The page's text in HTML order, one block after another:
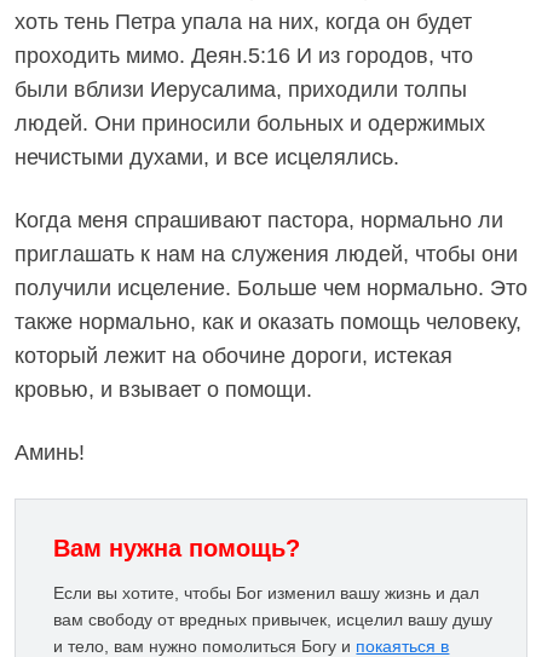
хоть тень Петра упала на них, когда он будет
проходить мимо. Деян.5:16 И из городов, что
были вблизи Иерусалима, приходили толпы
людей. Они приносили больных и одержимых
нечистыми духами, и все исцелялись.
Когда меня спрашивают пастора, нормально ли
приглашать к нам на служения людей, чтобы они
получили исцеление. Больше чем нормально. Это
также нормально, как и оказать помощь человеку,
который лежит на обочине дороги, истекая
кровью, и взывает о помощи.
Аминь!
Вам нужна помощь?
Если вы хотите, чтобы Бог изменил вашу жизнь и дал
вам свободу от вредных привычек, исцелил вашу душу
и тело, вам нужно помолиться Богу и покаяться в